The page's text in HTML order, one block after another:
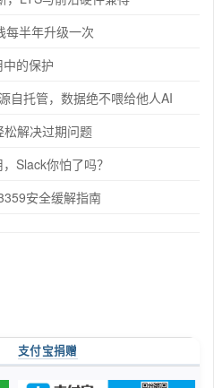
每半年升级一次
的保护
自托管，数据绝不喂给他人AI
解决过期问题
Slack你怕了吗？
安全缓解指南
支付宝捐赠